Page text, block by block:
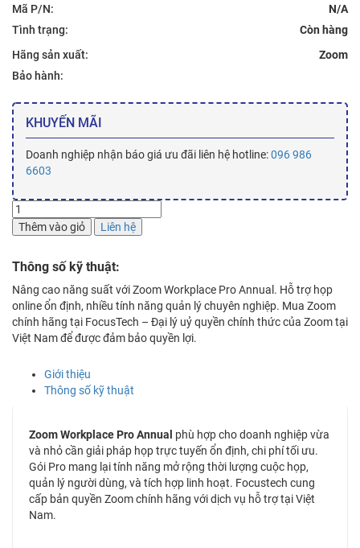
Mã P/N:
N/A
Tình trạng:
Hãng sản xuất:
Zoom
Bảo hành:
KHUYẾN MÃI
Doanh nghiệp nhận báo giá ưu đãi liên hệ hotline:096 986
6603
Zoom
Workplace
Pro
-
Giải
pháp
Zoom
chuyên
lượng
Thêm vào giỏ Liên hệ
Thông số kỹ thuật:
Nâng cao năng suất với Zoom Workplace Pro Annual. Hỗ trợ họp
online ổn định, nhiều tính năng quản lý chuyên nghiệp. Mua Zoom
chính hãng tại FocusTech – Đại lý uỷ quyền chính thức của Zoom tại
Việt Nam để được đảm bảo quyền lợi.
Giới thiệu
Thông số kỹ thuật
Zoom Workplace Pro Annual phù hợp cho doanh nghiệp vừa
và nhỏ cần giải pháp họp trực tuyến ổn định, chi phí tối ưu.
Gói Pro mang lại tính năng mở rộng thời lượng cuộc họp,
quản lý người dùng, và tích hợp linh hoạt. Focustech cung
cấp bản quyền Zoom chính hãng với dịch vụ hỗ trợ tại Việt
Nam.